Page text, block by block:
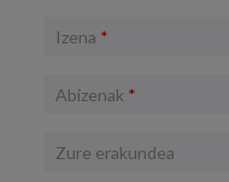
Izena *
Abizenak *
Zure erakundea